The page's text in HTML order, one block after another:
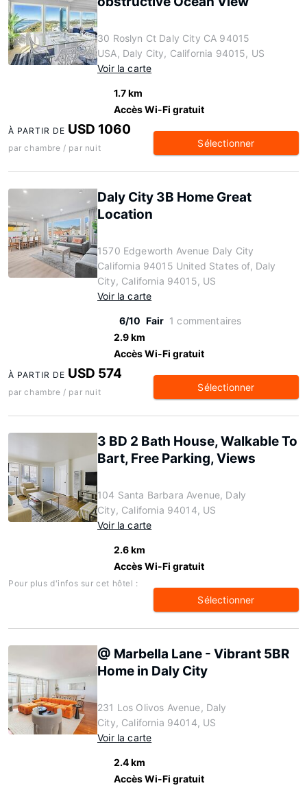
30 Roslyn Ct Daly City CA 94015
USA, Daly City, California 94015, US
Voir la carte
1.7 km
Accès Wi-Fi gratuit
À PARTIR DE USD 1060
par chambre / par nuit Sélectionner
Daly City 3B Home Great
Location
1570 Edgeworth Avenue Daly City
California 94015 United States of, Daly
City, California 94015, US
Voir la carte
6/10 Fair 1 commentaires
2.9 km
Accès Wi-Fi gratuit
À PARTIR DE USD 574
par chambre / par nuit Sélectionner
3 BD 2 Bath House, Walkable To
Bart, Free Parking, Views
104 Santa Barbara Avenue, Daly
City, California 94014, US
Voir la carte
2.6 km
Accès Wi-Fi gratuit
Pour plus d'infos sur cet hôtel :
Sélectionner
@ Marbella Lane - Vibrant 5BR
Home in Daly City
231 Los Olivos Avenue, Daly
City, California 94014, US
Voir la carte
2.4 km
Accès Wi-Fi gratuit